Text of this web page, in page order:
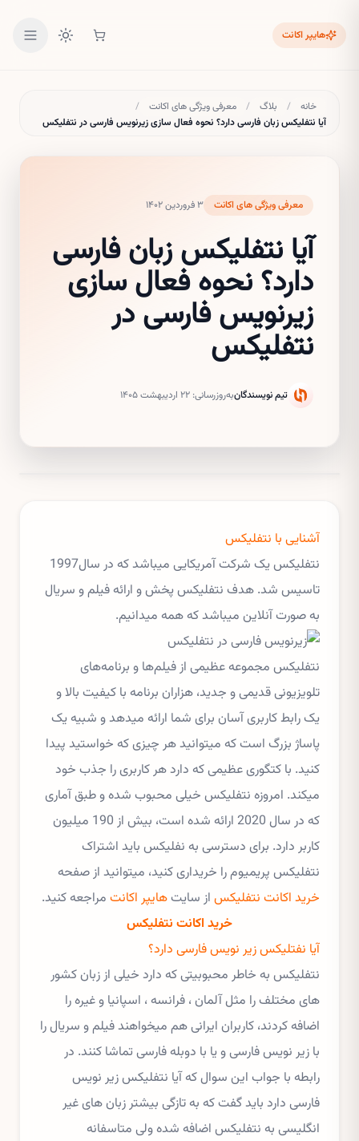
هایپر اکانت
خانه / بلاگ / معرفی ویژگی های اکانت
/
آیا نتفلیکس زبان فارسی دارد؟ نحوه فعال سازی زیرنویس فارسی در نتفلیکس
معرفی ویژگی های اکانت ۳ فروردین ۱۴۰۲
آیا نتفلیکس زبان فارسی
دارد؟ نحوه فعال سازی
زیرنویس فارسی در
نتفلیکس
تیم نویسندگانبه‌روزرسانی: ۲۲ اردیبهشت ۱۴۰۵
آشنایی با نتفلیکس
نتفلیکس یک شرکت آمریکایی میباشد که در سال1997
تاسیس شد. هدف نتفلیکس پخش و ارائه فیلم و سریال
به صورت آنلاین میباشد که همه میدانیم.
نتفلیکس مجموعه عظیمی از فیلم‌ها و برنامه‌های
تلویزیونی قدیمی و جدید، هزاران برنامه با کیفیت بالا و
یک رابط کاربری آسان برای شما ارائه میدهد و شبیه یک
پاساژ بزرگ است که میتوانید هر چیزی که خواستید پیدا
کنید. با کتگوری عظیمی که دارد هر کاربری را جذب خود
میکند. امروزه نتفلیکس خیلی محبوب شده و طبق آماری
که در سال 2020 ارائه شده است، بیش از 190 میلیون
کاربر دارد. برای دسترسی به نفلیکس باید اشتراک
نتفلیکس پریمیوم را خریداری کنید، میتوانید از صفحه
خرید اکانت نتفلیکس از سایتهایپر اکانت مراجعه کنید.
خرید اکانت نتفلیکس
آیا نفتلیکس زیر نویس فارسی دارد؟
نتفلیکس به خاطر محبوبیتی که دارد خیلی از زبان کشور
های مختلف را مثل آلمان ، فرانسه ، اسپانیا و غیره را
اضافه کردند، کاربران ایرانی هم میخواهند فیلم و سریال را
با زیر نویس فارسی و یا با دوبله فارسی تماشا کنند. در
رابطه با جواب این سوال که آیا نتفلیکس زیر نویس
فارسی دارد باید گفت که به تازگی بیشتر زبان های غیر
انگلیسی به نتفلیکس اضافه شده ولی متاسفانه